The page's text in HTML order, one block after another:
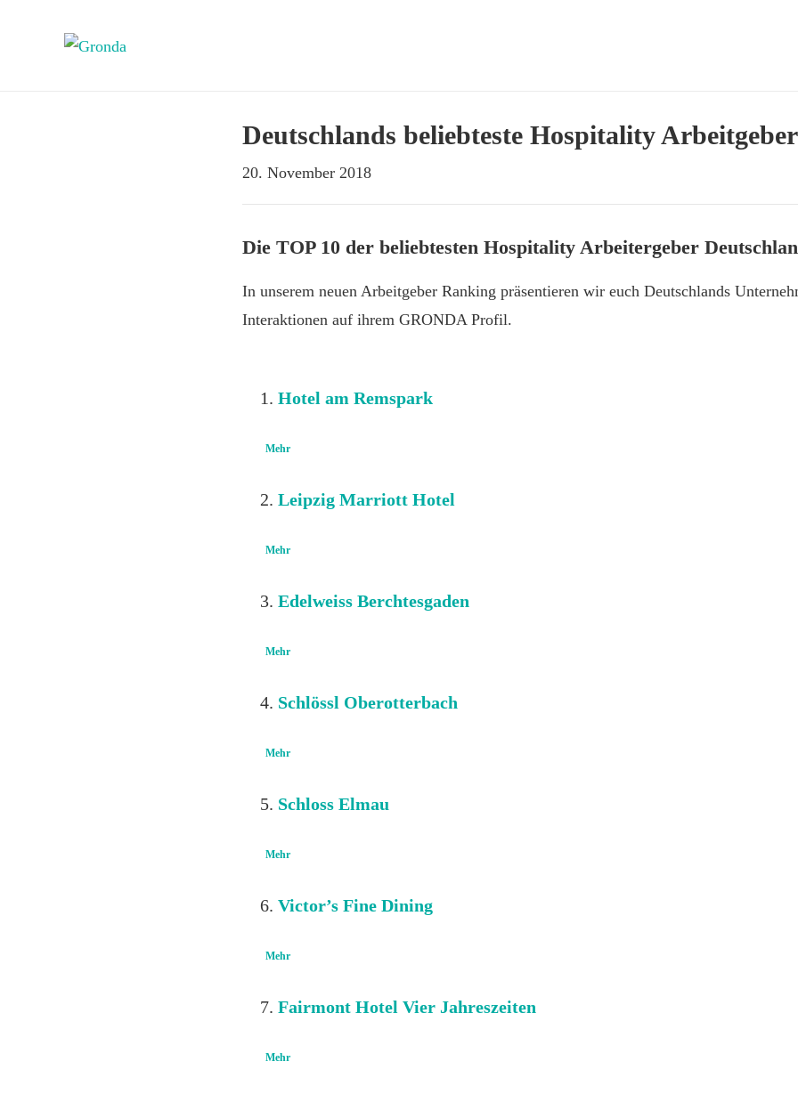
Deutschlands beliebteste Hospitality
20. November 2018
Die TOP 10 der beliebtesten Hospitality Arbeitergeber
In unserem neuen Arbeitgeber Ranking präsentieren wir euch Deutschlands
Interaktionen auf ihrem GRONDA Profil.
Hotel am Remspark
Mehr
Leipzig Marriott Hotel
Mehr
Edelweiss Berchtesgaden
Mehr
Schlössl Oberotterbach
Mehr
Schloss Elmau
Mehr
Victor’s Fine Dining
Mehr
Fairmont Hotel Vier Jahreszeiten
Mehr